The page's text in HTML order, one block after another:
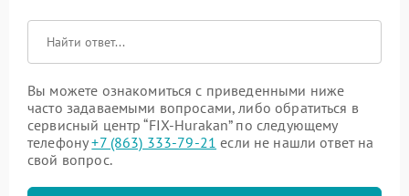
Вы можете ознакомиться с приведенными ниже
часто задаваемыми вопросами, либо обратиться в
сервисный центр “FIX-Hurakan” по следующему
телефону+7 (863) 333-79-21 если не нашли ответ на
свой вопрос.